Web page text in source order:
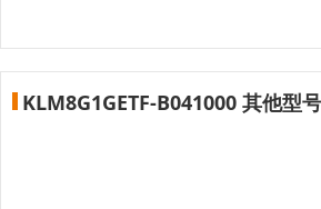
KLM8G1GETF-B041000 其他型号